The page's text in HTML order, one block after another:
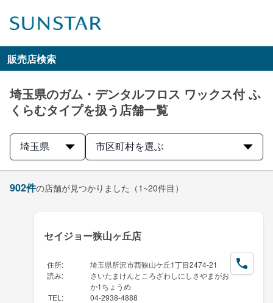
販売店検索
埼玉県のガム・デンタルフロス ワックス付 ふ
くらむタイプを扱う店舗一覧
埼玉県 市区町村を選ぶ
902件の店舗が見つかりました （1~20件目）
セイジョー狭山ヶ丘店
住所:
埼玉県所沢市西狭山ケ丘1丁目2474-21
読み:
さいたまけんところざわしにしさやまがお
か1ちょうめ
TEL : 04-2938-4888